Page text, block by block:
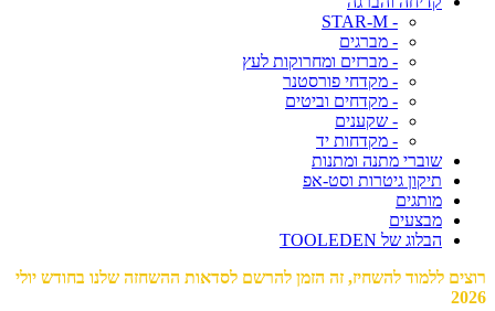
- STAR-M
- מברגים
- מברזים ומחרוקות לעץ
- מקדחי פורסטנר
- מקדחים וביטים
- שקענים
- מקדחות יד
שוברי מתנה ומתנות
תיקון גיטרות וסט-אפ
מותגים
מבצעים
הבלוג של TOOLEDEN
רוצים ללמוד להשחיז, זה הזמן להרשם לסדאות ההשחזה שלנו בחודש יולי
2026